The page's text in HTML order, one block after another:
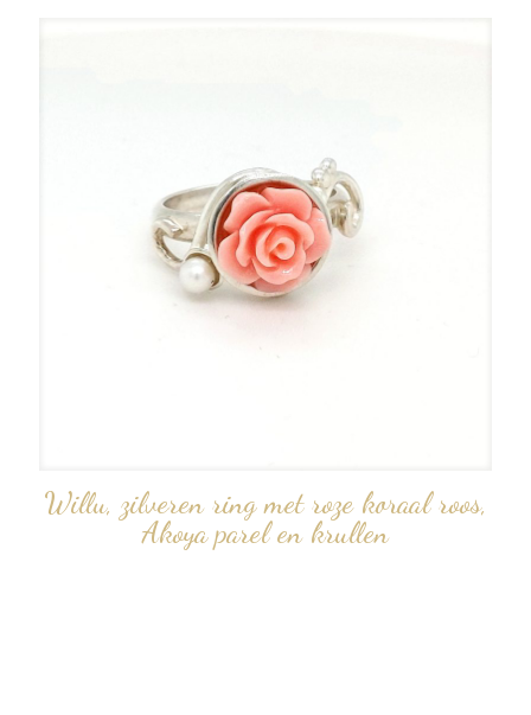
Willu, zilveren ring met roze koraal roos,
Akoya parel en krullen